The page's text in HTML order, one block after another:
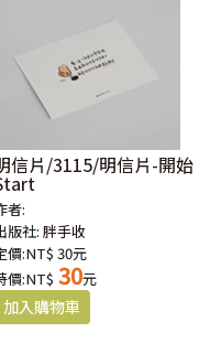
信片/3115/明信片-開始
者:
版社:胖手收
價:NT$ 30元
價:NT$ 30元